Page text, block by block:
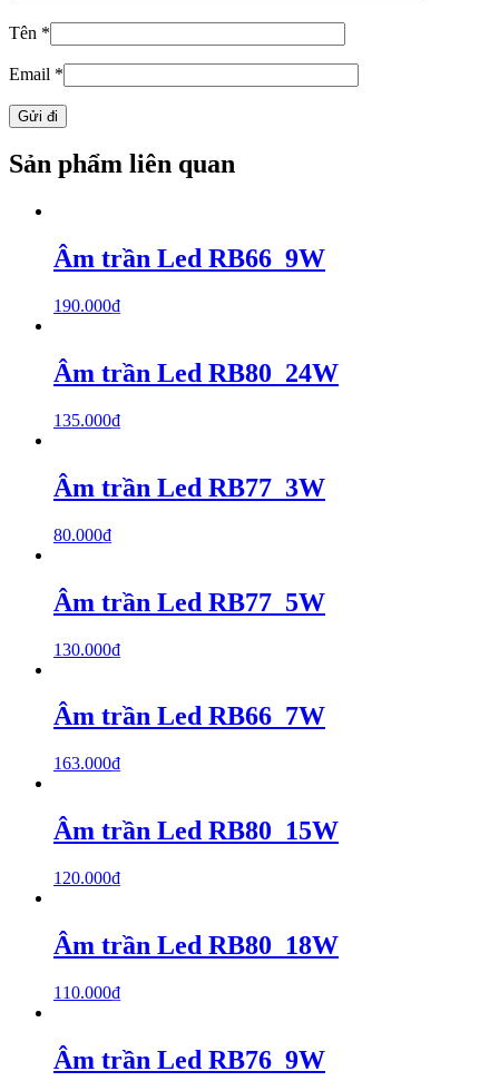
Tên *
Email *
Sản phẩm liên quan
Âm trần Led RB66_9W
190.000₫
Âm trần Led RB80_24W
135.000₫
Âm trần Led RB77_3W
80.000₫
Âm trần Led RB77_5W
130.000₫
Âm trần Led RB66_7W
163.000₫
Âm trần Led RB80_15W
120.000₫
Âm trần Led RB80_18W
110.000₫
Âm trần Led RB76_9W